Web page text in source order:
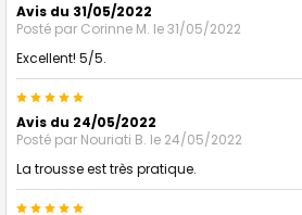
Avis du 31/05/2022
Posté par Corinne M. le 31/05/2022
Excellent! 5/5.
5
Avis du 24/05/2022
Posté par Nouriati B. le 24/05/2022
La trousse est très pratique.
5